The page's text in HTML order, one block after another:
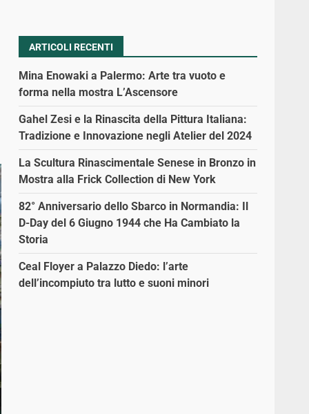
ARTICOLI RECENTI
Mina Enowaki a Palermo: Arte tra vuoto e
forma nella mostra L’Ascensore
Gahel Zesi e la Rinascita della Pittura Italiana:
Tradizione e Innovazione negli Atelier del 2024
La Scultura Rinascimentale Senese in Bronzo in
Mostra alla Frick Collection di New York
82° Anniversario dello Sbarco in Normandia: Il
D-Day del 6 Giugno 1944 che Ha Cambiato la
Storia
Ceal Floyer a Palazzo Diedo: l’arte
dell’incompiuto tra lutto e suoni minori